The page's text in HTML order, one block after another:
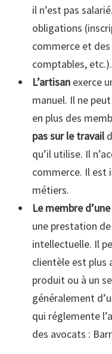
il n’est pas
obligations
commerce et
comptables, etc.).
L’artisanexerce
manuel. Il ne
en plus des
pas sur le travail
qu’il utilise. Il
commerce. Il est
métiers.
Le membre
une prestation
intellectuelle. Il
clientèle est plus
produit ou à un
généralement
qui réglemente
des avocats :